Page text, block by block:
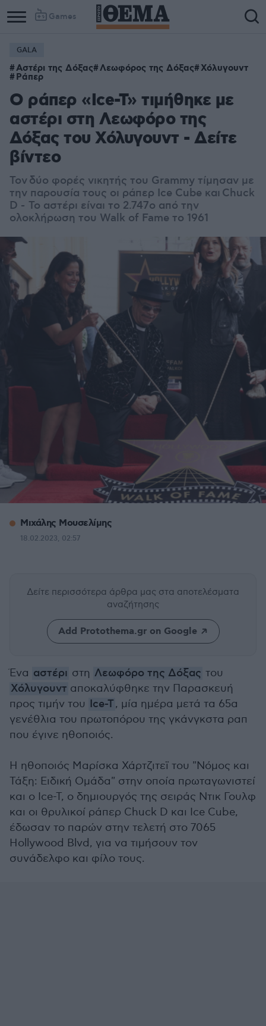
Games
GALA
Αστέρι της Δόξας Λεωφόρος της Δόξας Χόλυγουντ
Ράπερ
Ο ράπερ «Ice-T» τιμήθηκε με
αστέρι στη Λεωφόρο της
Δόξας του Χόλυγουντ - Δείτε
βίντεο
Toν δύο φορές νικητής του Grammy τίμησαν με
την παρουσία τους οι ράπερ Ice Cube και Chuck
D - Το αστέρι είναι το 2.747ο από την
ολοκλήρωση του Walk of Fame το 1961
Μιχάλης Μουσελίμης
18.02.2023, 02:57
Δείτε περισσότερα άρθρα μας στα αποτελέσματα
αναζήτησης
Add Protothema.gr on Google
Ένα αστέρι στη Λεωφόρο της Δόξας του
Χόλυγουντ αποκαλύφθηκε την Παρασκευή
προς τιμήν του Ice-T, μία ημέρα μετά τα 65α
γενέθλια του πρωτοπόρου της γκάνγκστα ραπ
που έγινε ηθοποιός.
Η ηθοποιός Μαρίσκα Χάρτζιτεϊ του "Νόμος και
Τάξη: Ειδική Ομάδα" στην οποία πρωταγωνιστεί
και ο Ice-T, ο δημιουργός της σειράς Ντικ Γουλφ
και οι θρυλικοί ράπερ Chuck D και Ice Cube,
έδωσαν το παρών στην τελετή στο 7065
Hollywood Blvd, για να τιμήσουν τον
συνάδελφο και φίλο τους.